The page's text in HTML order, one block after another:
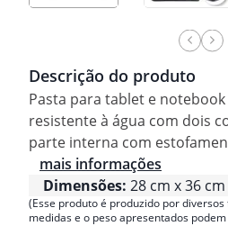
Descrição do produto
Pasta para tablet e
resistente à água com dois
parte interna com
mais informações
Dimensões: 28 cm x 36
(Esse produto é produzido por
medidas e o peso apresentados